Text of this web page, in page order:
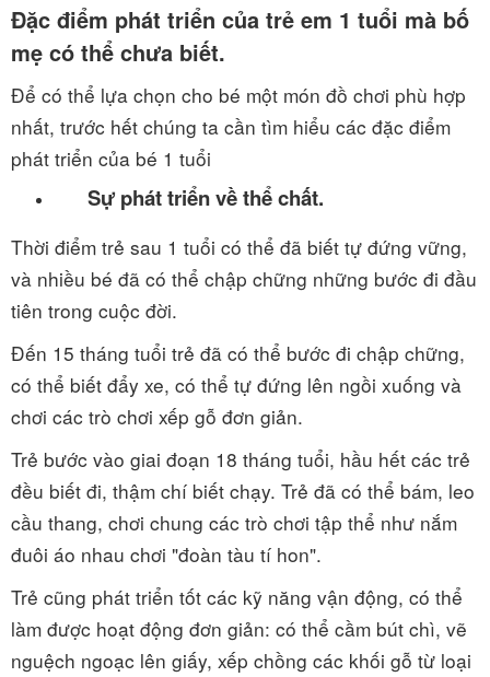
Đặc điểm phát triển của trẻ em 1 tuổi mà bố
mẹ có thể chưa biết.
Để có thể lựa chọn cho bé một món đồ chơi phù hợp
nhất, trước hết chúng ta cần tìm hiểu các đặc điểm
phát triển của bé 1 tuổi
Sự phát triển về thể chất.
Thời điểm trẻ sau 1 tuổi có thể đã biết tự đứng vững,
và nhiều bé đã có thể chập chững những bước đi đầu
tiên trong cuộc đời.
Đến 15 tháng tuổi trẻ đã có thể bước đi chập chững,
có thể biết đẩy xe, có thể tự đứng lên ngồi xuống và
chơi các trò chơi xếp gỗ đơn giản.
Trẻ bước vào giai đoạn 18 tháng tuổi, hầu hết các trẻ
đều biết đi, thậm chí biết chạy. Trẻ đã có thể bám, leo
cầu thang, chơi chung các trò chơi tập thể như nắm
đuôi áo nhau chơi "đoàn tàu tí hon".
Trẻ cũng phát triển tốt các kỹ năng vận động, có thể
làm được hoạt động đơn giản: có thể cầm bút chì, vẽ
nguệch ngoạc lên giấy, xếp chồng các khối gỗ từ loại